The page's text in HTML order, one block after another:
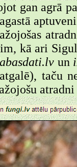
gan agrā
kā ari
un
taču